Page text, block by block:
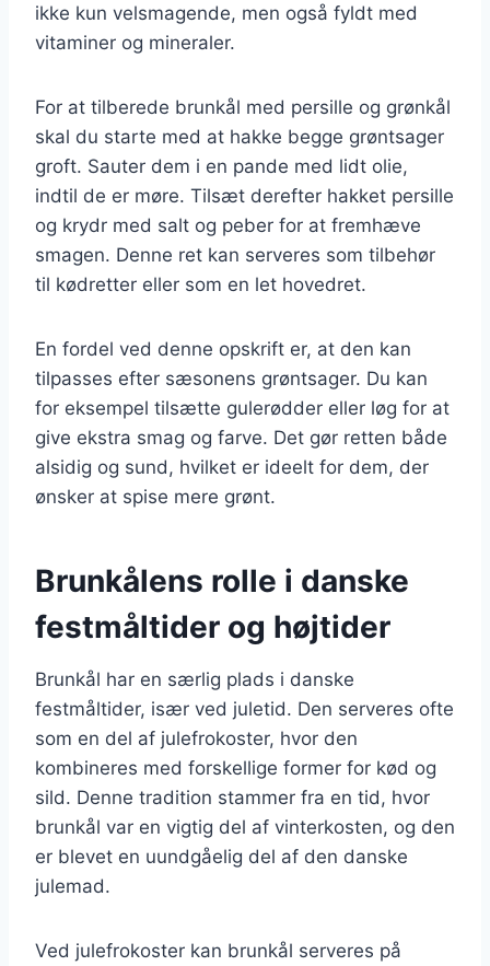
ikke kun velsmagende, men også fyldt med
vitaminer og mineraler.
For at tilberede brunkål med persille og grønkål
skal du starte med at hakke begge grøntsager
groft. Sauter dem i en pande med lidt olie,
indtil de er møre. Tilsæt derefter hakket persille
og krydr med salt og peber for at fremhæve
smagen. Denne ret kan serveres som tilbehør
til kødretter eller som en let hovedret.
En fordel ved denne opskrift er, at den kan
tilpasses efter sæsonens grøntsager. Du kan
for eksempel tilsætte gulerødder eller løg for at
give ekstra smag og farve. Det gør retten både
alsidig og sund, hvilket er ideelt for dem, der
ønsker at spise mere grønt.
Brunkålens rolle i danske
festmåltider og højtider
Brunkål har en særlig plads i danske
festmåltider, især ved juletid. Den serveres ofte
som en del af julefrokoster, hvor den
kombineres med forskellige former for kød og
sild. Denne tradition stammer fra en tid, hvor
brunkål var en vigtig del af vinterkosten, og den
er blevet en uundgåelig del af den danske
julemad.
Ved julefrokoster kan brunkål serveres på